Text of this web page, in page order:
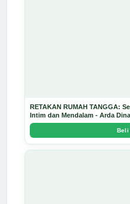
RETAKAN RUMAH TANGGA:
Intim dan Mendalam - Arda
Beli